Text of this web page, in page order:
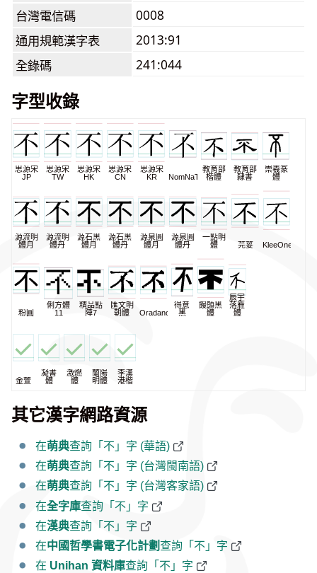
台灣電信碼
0008
通用規範漢字表
2013:91
全錄碼
241:044
字型收錄
思源宋
JP
思源宋
TW
思源宋
HK
思源宋
CN
思源宋
KR
NomNaTong
教育部
楷體
教育部
隸書
崇羲篆
體
源流明
體月
源流明
體丹
源石黑
體月
源石黑
體丹
源泉圓
體月
源泉圓
體丹
一點明
體
芫荽 KleeOne
粉圓
俐方體
11
精品點
陣7
匯文明
朝體
Oradano
得意
黑
饅頭黑
體
辰宇
落雁
體
金萱
凝書
體
激燃
體
蘭陽
明體
李漢
港楷
其它漢字網路資源
在萌典查詢「不」字 (華語)
在萌典查詢「不」字 (台灣閩南語)
在萌典查詢「不」字 (台灣客家語)
在全字庫查詢「不」字
在漢典查詢「不」字
在中國哲學書電子化計劃查詢「不」字
在 Unihan 資料庫查詢「不」字